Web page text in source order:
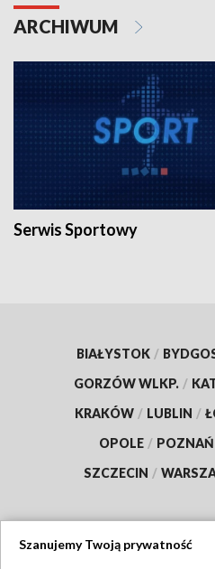
ARCHIWUM
Serwis Sportowy
BIAŁYSTOK /
GORZÓW WLKP. /
KRAKÓW / LUBLIN /
OPOLE / POZNAŃ
SZCZECIN /
Szanujemy Twoją prywatność